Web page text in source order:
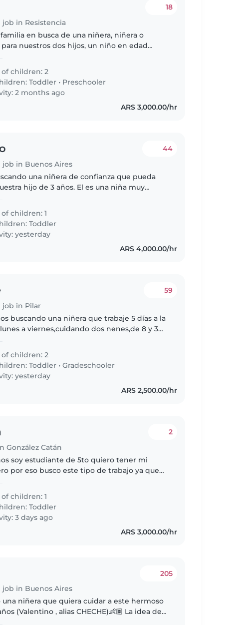
in Resistencia
18
en busca de una niñera, niñera o
nuestros dos hijos, un niño en edad
inteligentes..
children: 2
Toddler • Preschooler
2 months ago
ARS 3,000.00/hr
in Buenos Aires
44
una niñera de confianza que pueda
hijo de 3 años. El es una niña muy
manejar su..
children: 1
Toddler
yesterday
ARS 4,000.00/hr
in Pilar
59
buscando una niñera que trabaje 5 días a la
a viernes,cuidando dos nenes,de 8 y 3
children: 2
Toddler •Gradeschooler
yesterday
ARS 2,500.00/hr
González Catán
2
soy estudiante de 5to quiero tener mi
por eso busco este tipo de trabajo ya que
children: 1
Toddler
3 days ago
ARS 3,000.00/hr
in Buenos Aires
205
una niñera que quiera cuidar a este hermoso
(Valentino , alias CHECHE)👶🏽 La idea de